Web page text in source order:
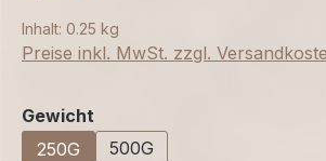
Inhalt: 0.25 kg
Preise inkl. MwSt. zzgl.
Gewicht
250G
500G